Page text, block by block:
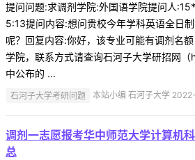
提问问题:求调剂学院:外国语学院提问人
5:13提问内容:想问贵校今年学科英语全日
呢？回复内容:你好，该专业可能有调剂名
学院，联系方式请查询石河子大学研招网
中公布的 ...
石河子大学考研问题 本站小编 石河子大学
调剂一志愿报考华中师范大学计算机
总